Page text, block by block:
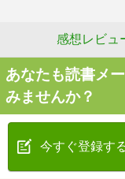
感想レビュ
あなたも読書メ
みませんか？
今すぐ登録す